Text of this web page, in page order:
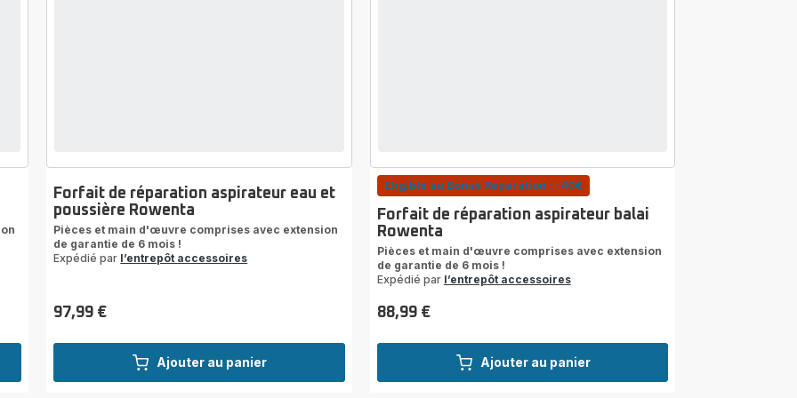
Ajouter au panier
Forfait de réparation aspirateur eau et
poussière Rowenta
Pièces et main d'œuvre comprises avec extension
de garantie de 6 mois !
Expédié par l’entrepôt accessoires
Prix
97,99 €
Ajouter au panier
Eligible au Bonus Réparation : -40€
Forfait de réparation aspirateur balai
Rowenta
Pièces et main d'œuvre comprises avec extension
de garantie de 6 mois !
Expédié par l’entrepôt accessoires
Prix
88,99 €